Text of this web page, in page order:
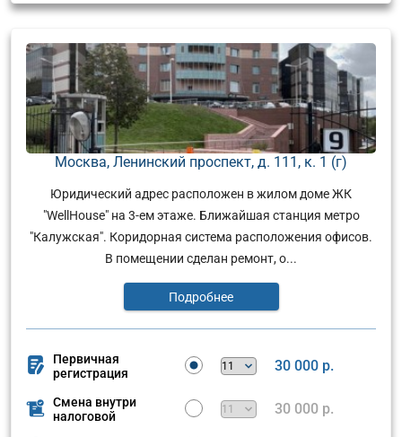
Москва, Ленинский проспект, д. 111, к. 1 (г)
Юридический адрес расположен в жилом доме ЖК
"WellHouse" на 3-ем этаже. Ближайшая станция метро
"Калужская". Коридорная система расположения офисов.
В помещении сделан ремонт, о...
Подробнее
Первичная
регистрация
30 000 р.
Смена внутри
налоговой
30 000 р.